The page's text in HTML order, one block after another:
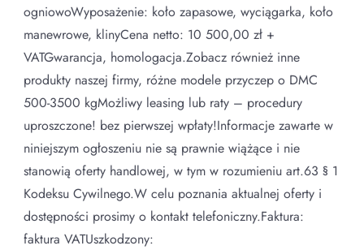
ogniowoWyposażenie: koło zapasowe, wyciągarka, koło
manewrowe, klinyCena netto: 10 500,00 zł +
VATGwarancja, homologacja.Zobacz również inne
produkty naszej firmy, różne modele przyczep o DMC
500-3500 kgMożliwy leasing lub raty – procedury
uproszczone! bez pierwszej wpłaty!Informacje zawarte w
niniejszym ogłoszeniu nie są prawnie wiążące i nie
stanowią oferty handlowej, w tym w rozumieniu art.63 § 1
Kodeksu Cywilnego.W celu poznania aktualnej oferty i
dostępności prosimy o kontakt telefoniczny.Faktura:
faktura VATUszkodzony: